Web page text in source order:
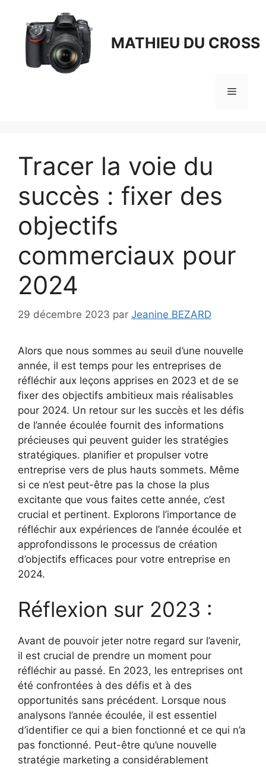
contenu
MATHIEU DU CROSS
Menu
Tracer la voie du
succès : fixer des
objectifs
commerciaux pour
2024
29 décembre 2023 par Jeanine BEZARD
Alors que nous sommes au seuil d’une nouvelle
année, il est temps pour les entreprises de
réfléchir aux leçons apprises en 2023 et de se
fixer des objectifs ambitieux mais réalisables
pour 2024. Un retour sur les succès et les défis
de l’année écoulée fournit des informations
précieuses qui peuvent guider les stratégies
stratégiques. planifier et propulser votre
entreprise vers de plus hauts sommets. Même
si ce n’est peut-être pas la chose la plus
excitante que vous faites cette année, c’est
crucial et pertinent. Explorons l’importance de
réfléchir aux expériences de l’année écoulée et
approfondissons le processus de création
d’objectifs efficaces pour votre entreprise en
2024.
Réflexion sur 2023 :
Avant de pouvoir jeter notre regard sur l’avenir,
il est crucial de prendre un moment pour
réfléchir au passé. En 2023, les entreprises ont
été confrontées à des défis et à des
opportunités sans précédent. Lorsque nous
analysons l’année écoulée, il est essentiel
d’identifier ce qui a bien fonctionné et ce qui n’a
pas fonctionné. Peut-être qu’une nouvelle
stratégie marketing a considérablement